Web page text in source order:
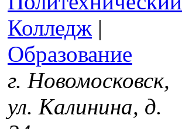
Колледж |
Образование
г. Новомосковск,
ул. Калинина, д.